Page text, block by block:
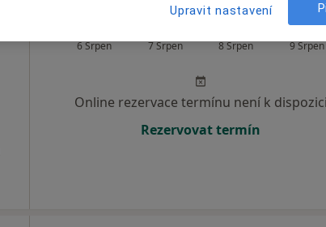
6 Srpen 7 Srpen 8 Srpen
Ne
9 Srpen
Online rezervace termínu není k dispozici
Rezervovat termín
Upravit nastavení